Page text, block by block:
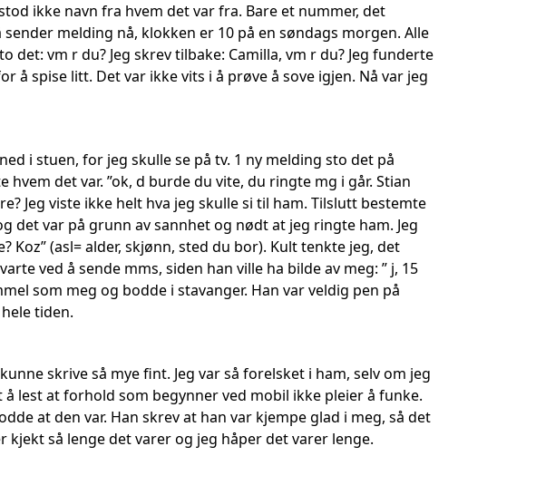
ikke navn fra hvem det var fra. Bare et nummer, det
melding nå, klokken er 10 på en søndags morgen. Alle
vm r du? Jeg skrev tilbake: Camilla, vm r du? Jeg funderte
spise litt. Det var ikke vits i å prøve å sove igjen. Nå var jeg
i stuen, for jeg skulle se på tv. 1 ny melding sto det på
det var. ”ok, d burde du vite, du ringte mg i går. Stian
Jeg viste ikke helt hva jeg skulle si til ham. Tilslutt bestemte
det var på grunn av sannhet og nødt at jeg ringte ham. Jeg
Koz” (asl= alder, skjønn, sted du bor). Kult tenkte jeg, det
ved å sende mms, siden han ville ha bilde av meg: ” j, 15
som meg og bodde i stavanger. Han var veldig pen på
tiden.
skrive så mye fint. Jeg var så forelsket i ham, selv om jeg
lest at forhold som begynner ved mobil ikke pleier å funke.
at den var. Han skrev at han var kjempe glad i meg, så det
kjekt så lenge det varer og jeg håper det varer lenge.